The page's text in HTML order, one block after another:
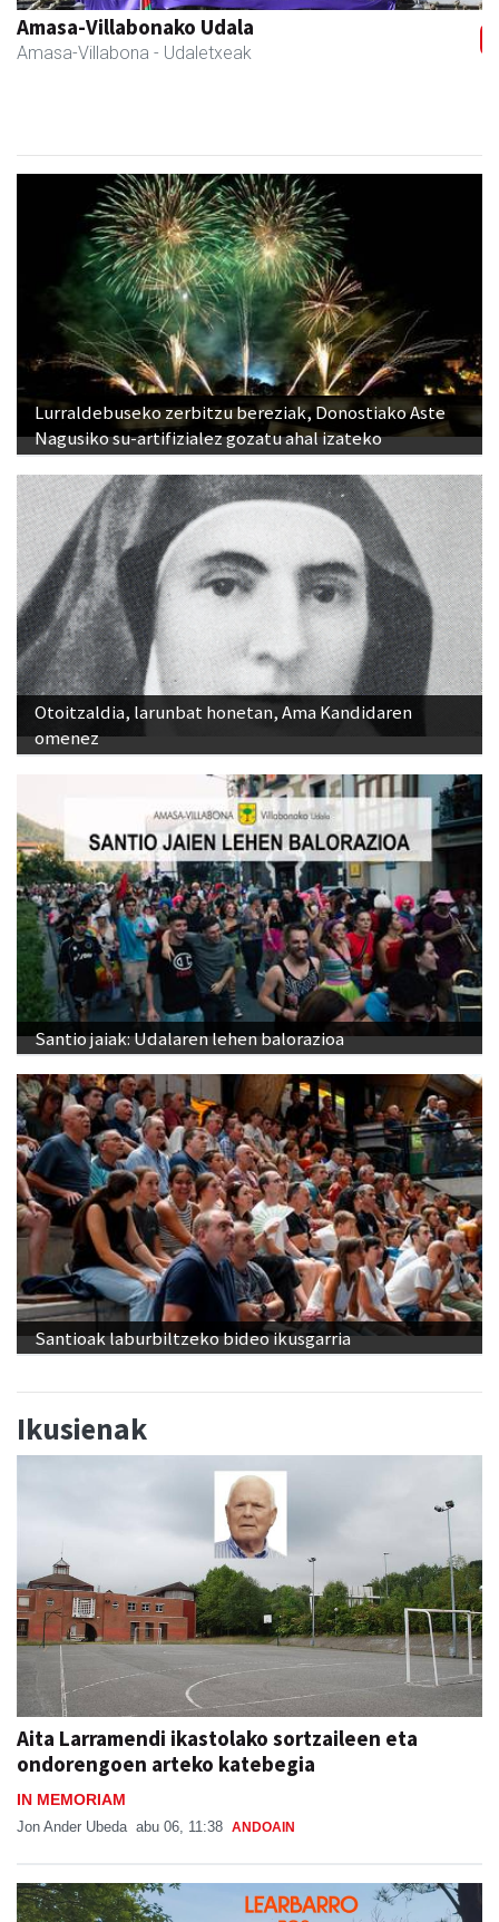
Zubimusu Ikastola
Amasa-Villabona - Hezkuntza
Lurraldebuseko zerbitzu bereziak, Donostiako Aste
Nagusiko su-artifizialez gozatu ahal izateko
Otoitzaldia, larunbat honetan, Ama Kandidaren
omenez
Santio jaiak: Udalaren lehen balorazioa
Santioak laburbiltzeko bideo ikusgarria
Ikusienak
Aita Larramendi ikastolako sortzaileen eta
ondorengoen arteko katebegia
IN MEMORIAM
Jon Ander Ubeda abu 06, 11:38 ANDOAIN